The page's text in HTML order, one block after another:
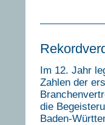
Im 12. Jahr
Zahlen der
die
Baden-